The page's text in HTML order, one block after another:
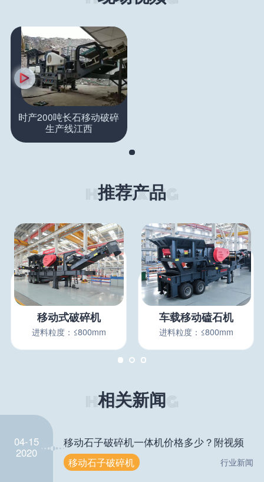
时产200吨长石移动破碎
生产线江西
推荐产品
移动式破碎机
进料粒度：≤800mm
车载移动磕石机
进料粒度：≤800mm
相关新闻
04-15
2020
移动石子破碎机一体机价格多少？附视频
移动石子破碎机 行业新闻